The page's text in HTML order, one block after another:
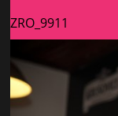
ZRO_9911